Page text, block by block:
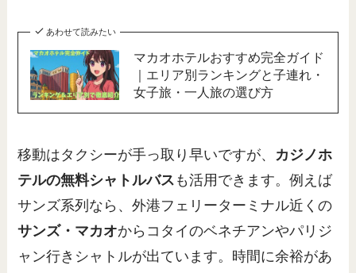
あわせて読みたい
マカオホテルおすすめ完全ガイド
｜エリア別ランキングと子連れ・
女子旅・一人旅の選び方
移動はタクシーが手っ取り早いですが、 カジノホ
テルの無料シャトルバス も活用できます。例えば
サンズ系列なら、外港フェリーターミナル近くの
サンズ・マカオからコタイのベネチアンやパリジ
ャン行きシャトルが出ています。時間に余裕があ